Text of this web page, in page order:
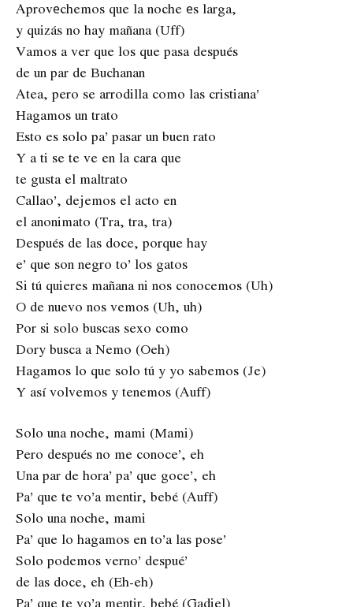
Aprovеchemos que la noche еs larga,
y quizás no hay mañana (Uff)
Vamos a ver que los que pasa después
de un par de Buchanan
Atea, pero se arrodilla como las cristiana’
Hagamos un trato
Esto es solo pa’ pasar un buen rato
Y a ti se te ve en la cara que
te gusta el maltrato
Callao’, dejemos el acto en
el anonimato (Tra, tra, tra)
Después de las doce, porque hay
e’ que son negro to’ los gatos
Si tú quieres mañana ni nos conocemos (Uh)
O de nuevo nos vemos (Uh, uh)
Por si solo buscas sexo como
Dory busca a Nemo (Oeh)
Hagamos lo que solo tú y yo sabemos (Je)
Y así volvemos y tenemos (Auff)
Solo una noche, mami (Mami)
Pero después no me conoce’, eh
Una par de hora’ pa’ que goce’, eh
Pa’ que te vo’a mentir, bebé (Auff)
Solo una noche, mami
Pa’ que lo hagamos en to’a las pose’
Solo podemos verno’ despué’
de las doce, eh (Eh-eh)
Pa’ que te vo’a mentir, bebé (Gadiel)